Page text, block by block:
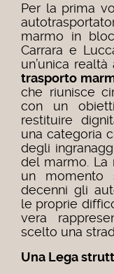
Per la prima
marmo in
Carrara e
un’unica
trasporto
che riunisce
con un
restituire
una categoria
degli
del marmo. La
un momento
decenni gli
le proprie
vera
scelto una
Una Lega